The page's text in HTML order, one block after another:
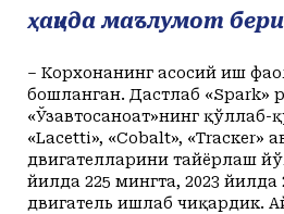
ҳақида маълумот
– Корхонанинг асосий иш
бошланган. Дастлаб «Spark»
«Ўзавтосаноат»нинг қўллаб-
«Lacetti», «Cobalt», «Тrаcкеr»
двигателларини тайёрлаш
йилда 225 мингта, 2023 йилда
двигатель ишлаб чиқардик.